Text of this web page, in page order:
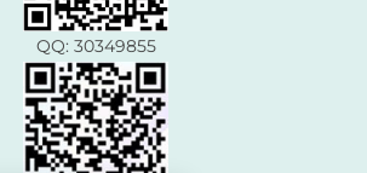
QQ: 30349855